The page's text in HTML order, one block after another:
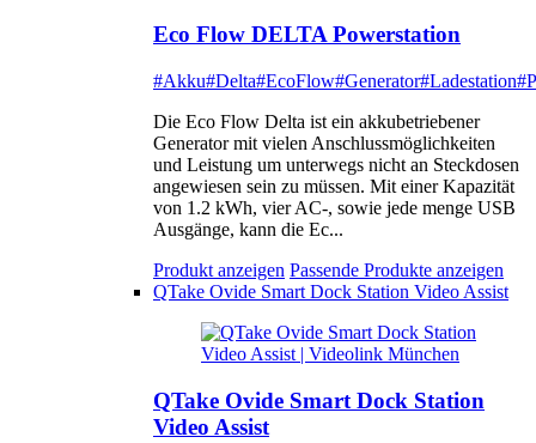
Eco Flow DELTA Powerstation
#Akku#Delta#EcoFlow#Generator#Ladestation
Die Eco Flow Delta ist ein akkubetriebener
Generator mit vielen Anschlussmöglichkeiten
und Leistung um unterwegs nicht an Steckdosen
angewiesen sein zu müssen. Mit einer Kapazität
von 1.2 kWh, vier AC-, sowie jede menge USB
Ausgänge, kann die Ec...
Produkt anzeigen Passende Produkte anzeigen
QTake Ovide Smart Dock Station Video Assist
QTake Ovide Smart Dock Station
Video Assist